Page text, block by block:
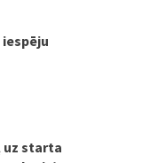
uz starta